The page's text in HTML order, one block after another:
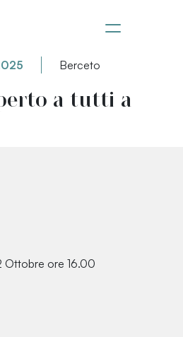
Berceto
a tutti a
Ottobre ore 16.00